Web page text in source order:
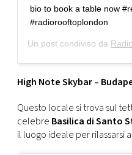
bio to book a table now
#radiorooftoplondon
Un post condiviso da
High Note Skybar –
Questo locale si trova sul
celebre Basilica di Santo
il luogo ideale per rilassarsi